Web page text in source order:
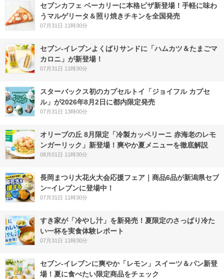
セブンカフェ ベーカリーに本格ピザ新登場！手軽に味わ
うマルゲリータ＆照り焼きチキンを全国発売
07月31日 11時30分
セブン‐イレブンよくばりサンドに「ハムカツ＆たまごマ
カロニ」が新登場！
07月31日 11時30分
スターバックス初のカプセルトイ「ジョイフル カプセ
ル」が2026年8月2日に都内限定発売
07月31日 13時00分
オリーブの丘 8月限定「冷製カッペリーニ 赤海老のレモ
ンガーリック」新登場！爽やか夏メニューを徹底解説
08月01日 11時30分
長岡まつり大花火大会応援フェア｜商品6品が新潟県セブ
ン−イレブンに登場中！
07月31日 11時30分
すき家が「冷やし汁」を新発売！夏限定のさっぱり冷た
い一杯を実食体験レポート
07月31日 11時30分
セブン‐イレブンに爽やか「レモン」スイーツ＆パン新登
場！夏に食べたい限定商品をチェック